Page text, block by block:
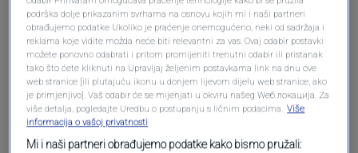
Oglas
podrška dolje prikazanim svrhama na osnovu kojih mi i naši partneri
obrađujemo podatke Ukoliko je praćenje onemogućeno, neki od sadržaja i
reklama koje vidite možda neće biti relevantni za vas. Ovaj odabir postavki
možete ponovno odabrati i pritom promijeniti trenutni odabir ili pristanak
tako što ćete kliknuti na Upravljaj željenim postavkama link na dnu ove
web stranice [ili plutajuću ikonu u donjem lijevom dijelu web stranice, ako
je primjenjivo]. Vaš odabir će se mijenjati u okviru našeg Wеб локација. Za
više detalja, pogledajte Uredbu o postupanju s ličnim podacima. Više
informacija o vašoj privatnosti
Mi i naši partneri obrađujemo podatke kako bismo pružali: